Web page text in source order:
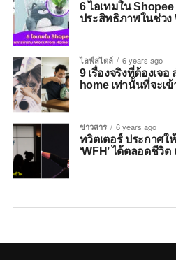
6 ไอเทมใน
ประสิทธิภาพในช่วง
ไลฟ์สไตล์ 6 years ago
9 เรื่องจริงที่ต้องเจ
home เท่านั้นที่จะเข้
ข่าวสาร 6 years ago
ทวิตเตอร์ ประกาศ
‘WFH’ ได้ตลอดชีวิ